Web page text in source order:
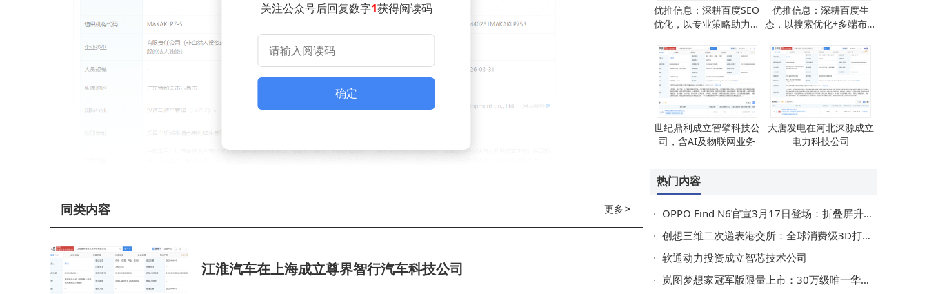
关注公众号后回复数字1获得阅读码
确定
更多>
同类内容
江淮汽车在上海成立尊界智行汽车科技公司
优推信息：深耕百度SEO
优化，以专业策略助力企
优推信息：深耕百度生
态，以搜索优化+多端布局
世纪鼎利成立智擘科技公
司，含AI及物联网业务
大唐发电在河北涞源成立
电力科技公司
热门内容
OPPO Find N6官宣3月17日登场：折叠屏升级+旗舰配置，起售价或8999元
创想三维二次递表港交所：全球消费级3D打印市场领先，近年利润波动引关注
软通动力投资成立智芯技术公司
岚图梦想家冠军版限量上市：30万级唯一华为智驾MPV，续航超1400km